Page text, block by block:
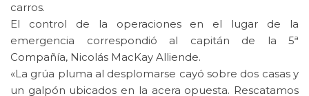
carros.
El control de la operaciones en el lugar de la
emergencia correspondió al capitán de la 5ª
Compañía, Nicolás MacKay Alliende.
«La grúa pluma al desplomarse cayó sobre dos casas y
un galpón ubicados en la acera opuesta. Rescatamos